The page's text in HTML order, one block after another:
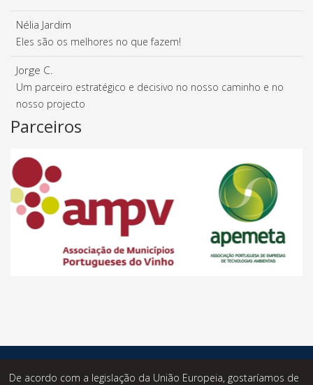
Nélia Jardim
Eles são os melhores no que fazem!
Jorge C.
Um parceiro estratégico e decisivo no nosso caminho e no
nosso projecto
Parceiros
De acordo com a legislação da União Europeia, gostaríamos de